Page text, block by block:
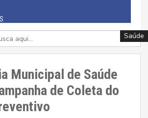
Municipal de Saúde
de Coleta do
Saúde
Saúde
Saúde
Saúde
Saúde
Saúde
Saúde
Saúde
Saúde